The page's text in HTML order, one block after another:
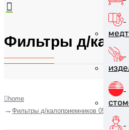
Фильтры д/
home
Фильтры д/калоприемников 0509